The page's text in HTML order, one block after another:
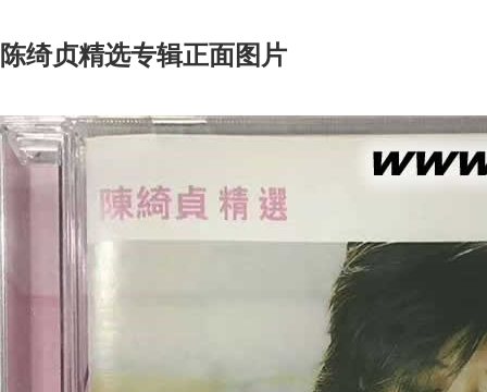
陈绮贞精选专辑正面图片